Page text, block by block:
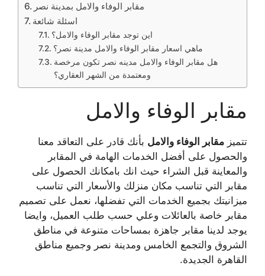
مقابر الوفاء والامل بمدينة نصر
اسئلة شائعة
اين توجد مقابر الوفاء والامل؟
ماهي اسعار مقابر الوفاء والامل مدينة نصر؟
هل مقابر الوفاء والامل مدينه نصر تكون مرخصة
ومعتمدة من الشهر العقاري؟
مقابر الوفاء والامل
تتميز مقابر الوفاء والامل بأنك قادر على التعاقد معنا
والحصول على أفضل الخدمات الهامة في المقابر
والمعاينة قبل الشراء حيث انك بامكانك الحصول على
مقابر التي تناسب مكان منزلك والأسعار التي تناسب
ميزانيتك بجميع الخدمات التي تفضلها، نعمل على تصميم
مقابر خاصة بالعائلات وعلي حسب طلب العميل، وايضا
يوجد لدينا مقابر جاهزة بمساحات متنوعة في مناطق
الشروق والتجمع الخامس ومدينة نصر وجميع مناطق
القاهرة الجديدة.